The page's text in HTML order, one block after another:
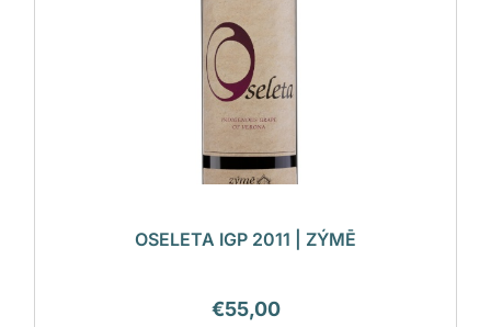
OSELETA IGP 2011 | ZÝMĒ
€55,00